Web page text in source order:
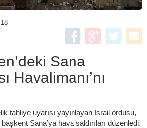
Sana
Havalimanı’nı
tahliye uyarısı yayınlayan İsrail ordusu,
Sana’ya hava saldırıları düzenledi.